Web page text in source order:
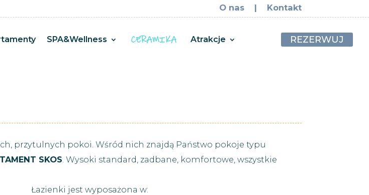
O nas | Kontakt
SPA&Wellness Atrakcje REZERWUJ
przytulnych pokoi. Wśród nich znajdą Państwo pokoje typu
SKOS . Wysoki standard, zadbane, komfortowe, wszystkie
Łazienki jest wyposażona w: